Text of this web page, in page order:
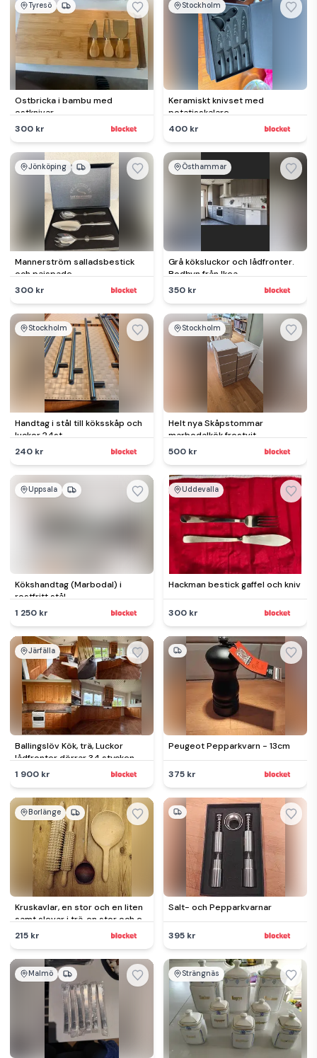
Tyresö
Ostbricka i bambu med
ostknivar
300 kr
Stockholm
Keramiskt knivset med
potatisskalare
400 kr
Jönköping
Mannerström salladsbestick
och pajspade
300 kr
Östhammar
Grå köksluckor och lådfronter.
Bodbyn från Ikea
350 kr
Stockholm
Handtag i stål till köksskåp och
luckor 24st
240 kr
Stockholm
Helt nya Skåpstommar
marbodalkök frostvit
500 kr
Uppsala
Kökshandtag (Marbodal) i
rostfritt stål
1 250 kr
Uddevalla
Hackman bestick gaffel och kniv
300 kr
Järfälla
Ballingslöv Kök, trä, Luckor
lådfronter dörrar 34 stycken
Allmoge Shaker-kök
1 900 kr
Peugeot Pepparkvarn - 13cm
375 kr
Borlänge
Kruskavlar, en stor och en liten
samt slevar i trä, en stor och en
lite större
215 kr
Salt- och Pepparkvarnar
395 kr
Malmö Strängnäs